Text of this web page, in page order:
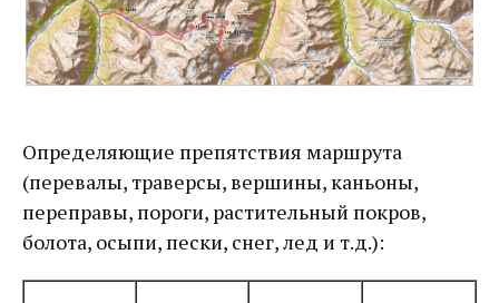
Определяющие препятствия маршрута
(перевалы, траверсы, вершины, каньоны,
переправы, пороги, растительный покров,
болота, осыпи, пески, снег, лед и т.д.):